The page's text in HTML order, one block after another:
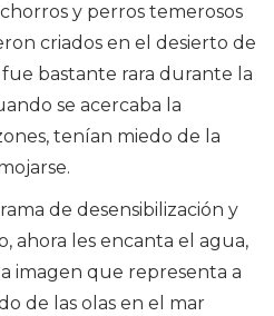
y perros temerosos
criados en el desierto de
bastante rara durante la
se acercaba la
tenían miedo de la
de desensibilización y
ahora les encanta el agua,
imagen que representa a
de las olas en el mar